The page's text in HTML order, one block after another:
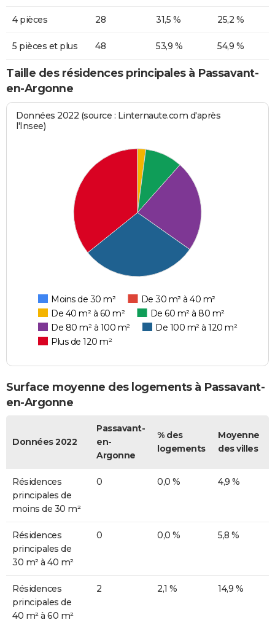
4 pièces 28 31,5 % 25,2 %
5 pièces et plus 48 53,9 % 54,9 %
Taille des résidences principales à Passavant-
en-Argonne
Données 2022 (source : Linternaute.com d'après
l'Insee)
Moins de 30 m²
De 30 m² à 40 m²
De 40 m² à 60 m²
De 60 m² à 80 m²
De 80 m² à 100 m²
De 100 m² à 120 m²
Plus de 120 m²
Surface moyenne des logements à Passavant-
en-Argonne
Données 2022
Passavant-
en-
Argonne
% des
logements
Moyenne
des villes
Résidences
principales de
moins de 30 m²
0 0,0 % 4,9 %
Résidences
principales de
30 m² à 40 m²
0 0,0 % 5,8 %
Résidences
principales de
40 m² à 60 m²
2 2,1 % 14,9 %